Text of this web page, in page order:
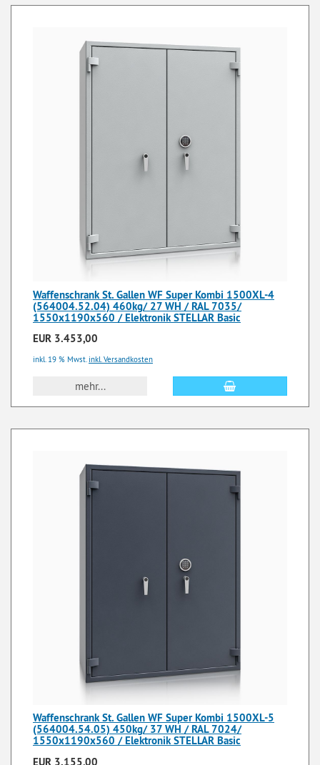
Waffenschrank St. Gallen WF Super Kombi 1500XL-4
(564004.52.04) 460kg/ 27 WH / RAL 7035/
1550x1190x560 / Elektronik STELLAR Basic
EUR 3.453,00
inkl. 19 % Mwst. inkl. Versandkosten
mehr...
Waffenschrank St. Gallen WF Super Kombi 1500XL-5
(564004.54.05) 450kg/ 37 WH / RAL 7024/
1550x1190x560 / Elektronik STELLAR Basic
EUR 3.155,00